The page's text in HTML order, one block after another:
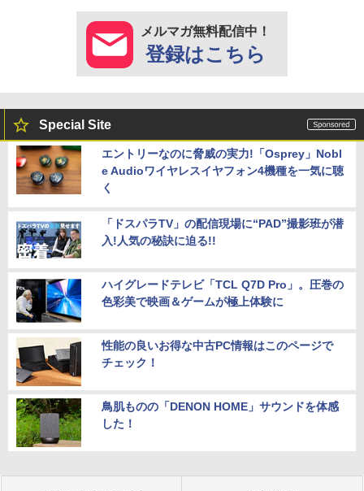
メルマガ無料配信中！
登録はこちら
Special Site
エントリーなのに脅威の実力!「Osprey」Nobl
e Audioワイヤレスイヤフォン4機種を一気に聴
く
「ドスパラTV」の配信現場に“PAD”撮影班が潜
入!人気の秘訣に迫る!!
ハイグレードテレビ「TCL Q7D Pro」。圧巻の
色彩美で映画＆ゲームが極上体験に
性能の良いお得な中古PC情報はこのページで
チェック！
鳥肌ものの「DENON HOME」サウンドを体感
した！